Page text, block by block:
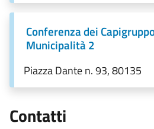
Conferenza dei
Municipalità 2
Piazza Dante n. 93, 80135
Contatti